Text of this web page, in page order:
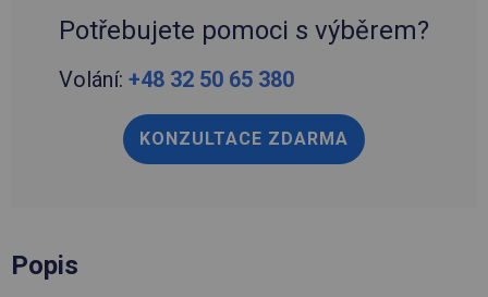
Potřebujete pomoci s výběrem?
Volání: +48 32 50 65 380
KONZULTACE ZDARMA
Popis